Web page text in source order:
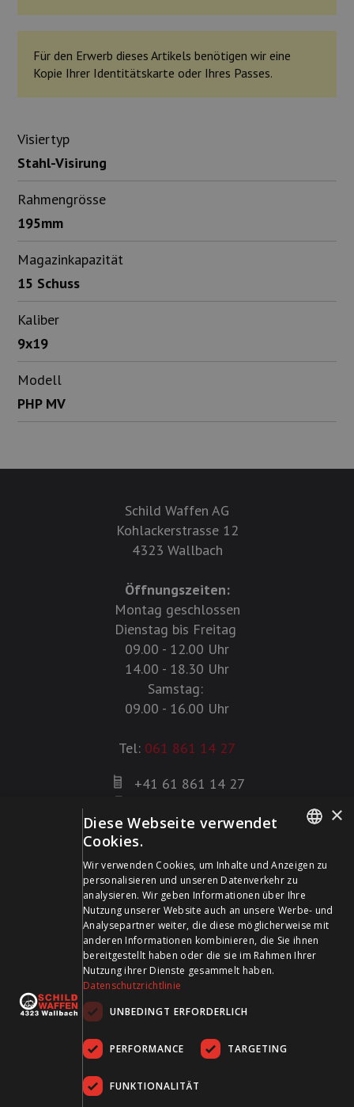
Für den Erwerb dieses Artikels benötigen wir eine
Kopie Ihrer Identitätskarte oder Ihres Passes.
Visiertyp
Stahl-Visirung
Rahmengrösse
195mm
Magazinkapazität
15 Schuss
Kaliber
9x19
Modell
PHP MV
Schild Waffen AG
Kohlackerstrasse 12
4323 Wallbach
Öffnungszeiten:
Montag geschlossen
Dienstag bis Freitag
09.00 - 12.00 Uhr
14.00 - 18.30 Uhr
Samstag:
09.00 - 16.00 Uhr
Tel: 061 861 14 27
+41 61 861 14 27
info@schildwaffen.ch
Zahlungsmittel
Besuchen Sie uns in den Sozialen Medien und bleiben Sie
auf dem Laufenden!
FRENCH
×
Diese Webseite verwendet
Cookies.
Wir verwenden Cookies, um Inhalte und Anzeigen zu
personalisieren und unseren Datenverkehr zu
analysieren. Wir geben Informationen über Ihre
Nutzung unserer Website auch an unsere Werbe- und
Analysepartner weiter, die diese möglicherweise mit
anderen Informationen kombinieren, die Sie ihnen
bereitgestellt haben oder die sie im Rahmen Ihrer
Nutzung ihrer Dienste gesammelt haben.
Datenschutzrichtlinie
UNBEDINGT ERFORDERLICH
PERFORMANCE TARGETING
FUNKTIONALITÄT